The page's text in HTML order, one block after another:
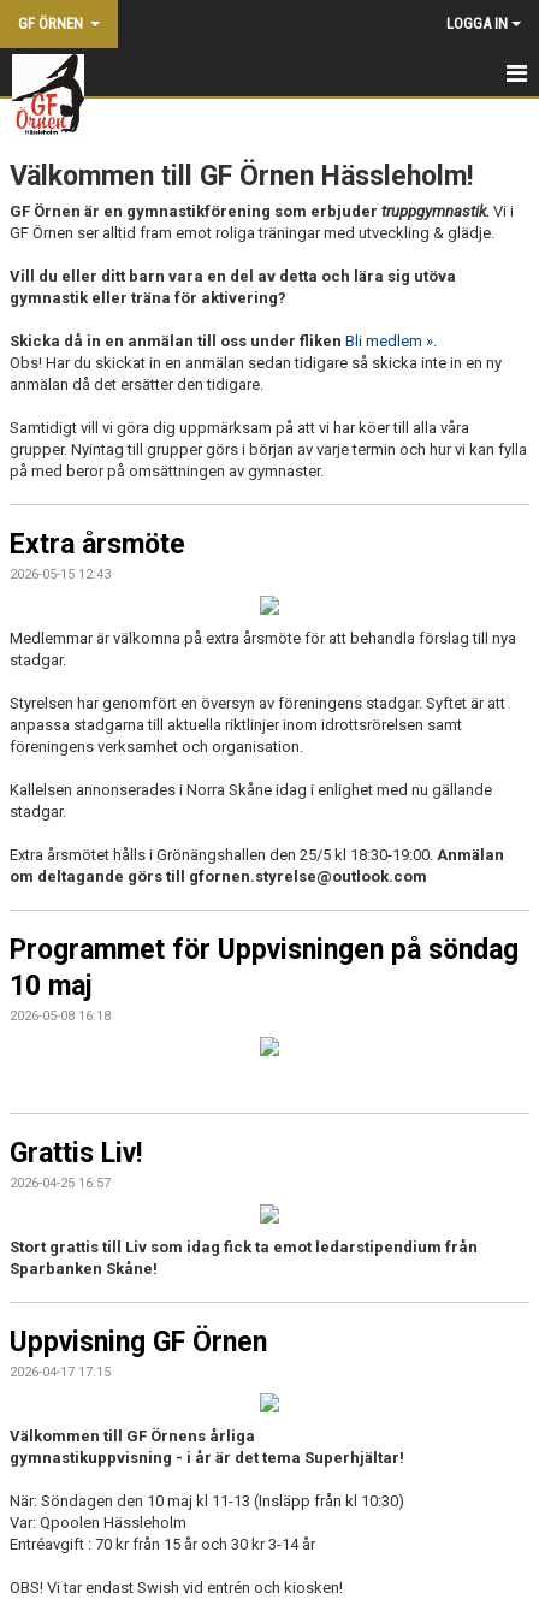
GF ÖRNEN LOGGA IN
HEM
NYHETER
KONTAKTA OSS
BLI MEDLEM
KALENDER
DOKUMENT
VÅRA LEDARE
SHOPPEN
VANLIGA FRÅGOR
Välkommen till GF Örnen Hässleholm!
GF Örnen är en gymnastikförening som erbjuder truppgymnastik. Vi i
GF Örnen ser alltid fram emot roliga träningar med utveckling & glädje.
Vill du eller ditt barn vara en del av detta och lära sig utöva
gymnastik eller träna för aktivering?
Skicka då in en anmälan till oss under fliken Bli medlem ».
Obs! Har du skickat in en anmälan sedan tidigare så skicka inte in en ny
anmälan då det ersätter den tidigare.
Samtidigt vill vi göra dig uppmärksam på att vi har köer till alla våra
grupper. Nyintag till grupper görs i början av varje termin och hur vi kan fylla
på med beror på omsättningen av gymnaster.
Extra årsmöte
2026-05-15 12:43
Medlemmar är välkomna på extra årsmöte för att behandla förslag till nya
stadgar.
Styrelsen har genomfört en översyn av föreningens stadgar. Syftet är att
anpassa stadgarna till aktuella riktlinjer inom idrottsrörelsen samt
föreningens verksamhet och organisation.
Kallelsen annonserades i Norra Skåne idag i enlighet med nu gällande
stadgar.
Extra årsmötet hålls i Grönängshallen den 25/5 kl 18:30-19:00. Anmälan
om deltagande görs till gfornen.styrelse@outlook.com
Programmet för Uppvisningen på söndag
10 maj
2026-05-08 16:18
Grattis Liv!
2026-04-25 16:57
Stort grattis till Liv som idag fick ta emot ledarstipendium från
Sparbanken Skåne!
Uppvisning GF Örnen
2026-04-17 17:15
Välkommen till GF Örnens årliga
gymnastikuppvisning - i år är det tema Superhjältar!
När: Söndagen den 10 maj kl 11-13 (Insläpp från kl 10:30)
Var: Qpoolen Hässleholm
Entréavgift : 70 kr från 15 år och 30 kr 3-14 år
OBS! Vi tar endast Swish vid entrén och kiosken!